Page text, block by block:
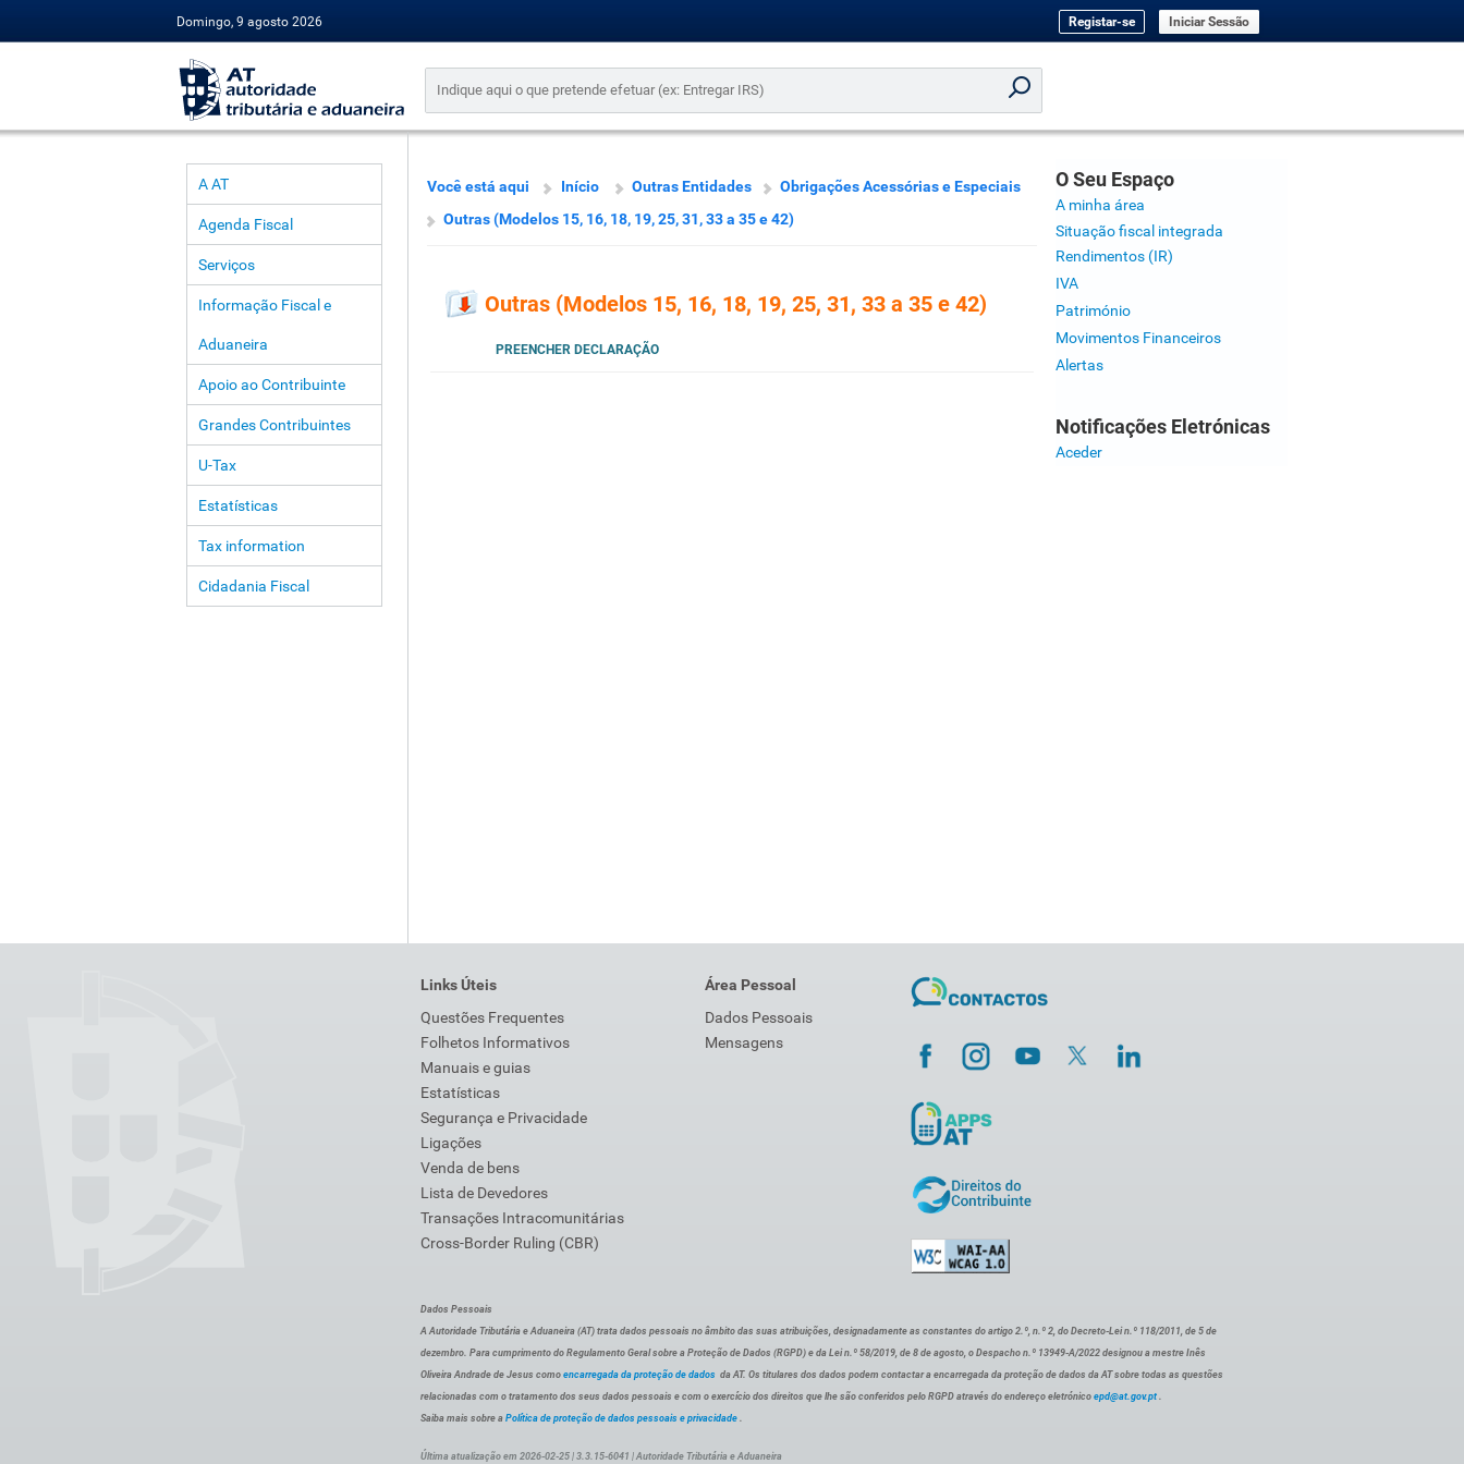
Domingo, 9 agosto 2026 Registar-se Iniciar Sessão
A AT
Agenda Fiscal
Serviços
Informação Fiscal e
Aduaneira
Apoio ao Contribuinte
Grandes Contribuintes
U-Tax
Estatísticas
Tax information
Cidadania Fiscal
Você está aqui Início Outras Entidades
Obrigações Acessórias e Especiais
Outras (Modelos 15, 16, 18, 19, 25, 31, 33 a 35 e 42)
Outras (Modelos 15, 16, 18, 19, 25, 31, 33 a 35 e 42)
PREENCHER DECLARAÇÃO
O Seu Espaço
A minha área
Situação fiscal integrada
Rendimentos (IR)
IVA
Património
Movimentos Financeiros
Alertas
Notificações Eletrónicas
Aceder
Links Úteis
Questões Frequentes
Folhetos Informativos
Manuais e guias
Estatísticas
Segurança e Privacidade
Ligações
Venda de bens
Lista de Devedores
Transações Intracomunitárias
Cross-Border Ruling (CBR)
Área Pessoal
Dados Pessoais
Mensagens
Dados Pessoais
A Autoridade Tributária e Aduaneira (AT) trata dados pessoais no âmbito das suas atribuições, designadamente as constantes do artigo 2.º, n.º 2, do Decreto-Lei n.º 118/2011, de 5 de
dezembro. Para cumprimento do Regulamento Geral sobre a Proteção de Dados (RGPD) e da Lei n.º 58/2019, de 8 de agosto, o Despacho n.º 13949-A/2022 designou a mestre Inês
Oliveira Andrade de Jesus como encarregada da proteção de dados da AT. Os titulares dos dados podem contactar a encarregada da proteção de dados da AT sobre todas as questões
relacionadas com o tratamento dos seus dados pessoais e com o exercício dos direitos que lhe são conferidos pelo RGPD através do endereço eletrónico epd@at.gov.pt .
Saiba mais sobre a Política de proteção de dados pessoais e privacidade .
Última atualização em 2026-02-25 | 3.3.15-6041 | Autoridade Tributária e Aduaneira